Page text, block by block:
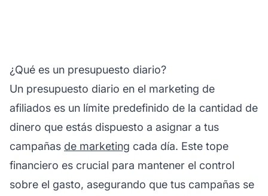
¿Qué es un presupuesto diario?
Un presupuesto diario en el marketing de
afiliados es un límite predefinido de la cantidad de
dinero que estás dispuesto a asignar a tus
campañas de marketing cada día. Este tope
financiero es crucial para mantener el control
sobre el gasto, asegurando que tus campañas se